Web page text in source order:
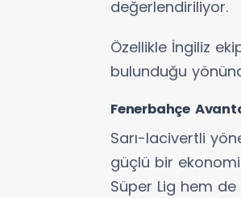
değerlendiriliyor.
Özellikle İngiliz
bulunduğu
Fenerbahçe
Sarı-lacivertli
güçlü bir
Süper Lig hem